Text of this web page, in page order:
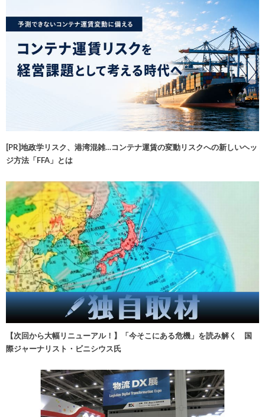
[PR]地政学リスク、港湾混雑…コンテナ運賃の変動リスクへの新しいヘッ
ジ方法「FFA」とは
【次回から大幅リニューアル！】「今そこにある危機」を読み解く 国
際ジャーナリスト・ビニシウス氏